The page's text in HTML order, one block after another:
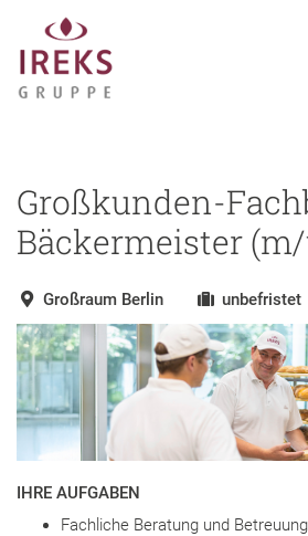
Großkunden-
Bäckermeister
Großraum Berlin unbefristet
IHRE AUFGABEN
Fachliche Beratung und